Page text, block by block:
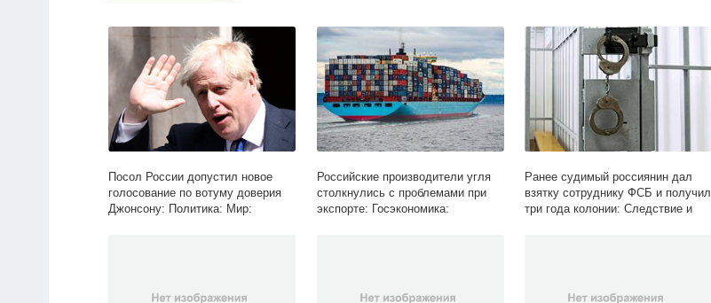
Посол России допустил новое
голосование по вотуму доверия
Джонсону: Политика: Мир:
Российские производители угля
столкнулись с проблемами при
экспорте: Госэкономика:
Ранее судимый россиянин дал
взятку сотруднику ФСБ и получил
три года колонии: Следствие и